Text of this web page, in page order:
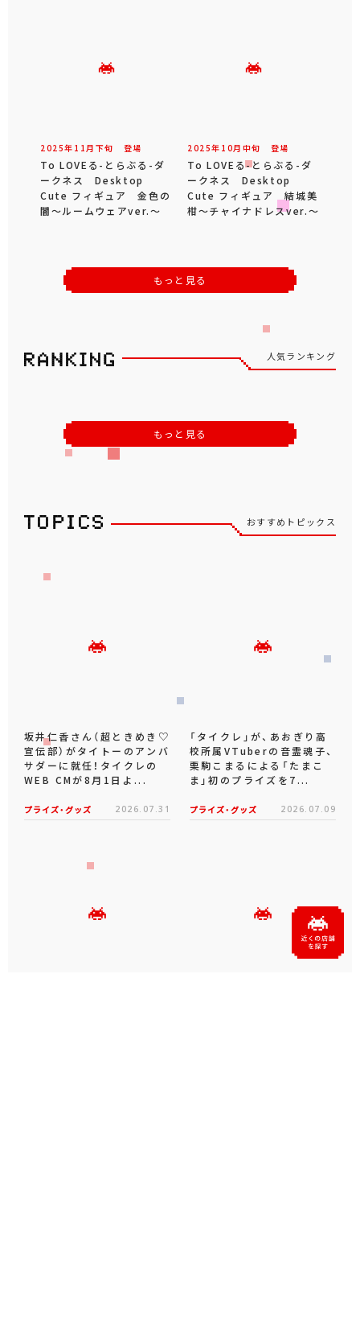
2025年 11 月 下旬 登場
To LOVEる-とらぶる-ダ
ークネス Desktop
Cute フィギュア 金色の
闇～ルームウェアver.～
2025年 10月 中旬 登場
To LOVEる-とらぶる-ダ
ークネス Desktop
Cute フィギュア 結城美
柑～チャイナドレスver.～
もっと見る
人気ランキング
もっと見る
おすすめトピックス
坂井仁香さん（超ときめき♡
宣伝部）がタイトーのアンバ
サダーに就任！タイクレの
WEB CMが8月1日よ...
プライズ・グッズ 2026.07.31
「タイクレ」が、あおぎり高
校所属VTuberの音霊魂子、
栗駒こまるによる「たまこ
ま」初のプライズを7...
プライズ・グッズ 2026.07.09